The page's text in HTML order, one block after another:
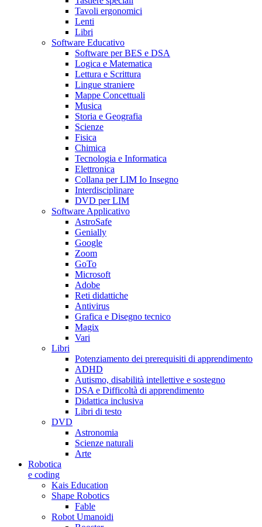
Tavoli ergonomici
Lenti
Libri
Software Educativo
Software per BES e DSA
Logica e Matematica
Lettura e Scrittura
Lingue straniere
Mappe Concettuali
Musica
Storia e Geografia
Scienze
Fisica
Chimica
Tecnologia e Informatica
Elettronica
Collana per LIM Io Insegno
Interdisciplinare
DVD per LIM
Software Applicativo
AstroSafe
Genially
Google
Zoom
GoTo
Microsoft
Adobe
Reti didattiche
Antivirus
Grafica e Disegno tecnico
Magix
Vari
Libri
Potenziamento dei prerequisiti di apprendimento
ADHD
Autismo, disabilità intellettive e sostegno
DSA e Difficoltà di apprendimento
Didattica inclusiva
Libri di testo
DVD
Astronomia
Scienze naturali
Arte
Robotica
e coding
Kais Education
Shape Robotics
Fable
Robot Umanoidi